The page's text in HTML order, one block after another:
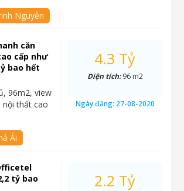
Nguyễn
căn
cấp như
bao hết
96m2, view
nội thất cao
Ái
4.3 Tỷ
Diện tích:96 m2
Ngày đăng: 27-08-2020
tỷ bao
2.2 Tỷ